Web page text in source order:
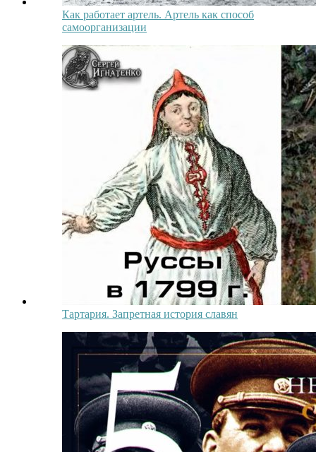
Как работает артель. Артель как способ
самоорганизации
Тартария. Запретная история славян